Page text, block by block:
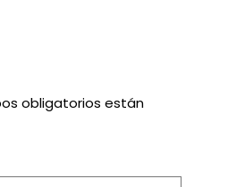
obligatorios están